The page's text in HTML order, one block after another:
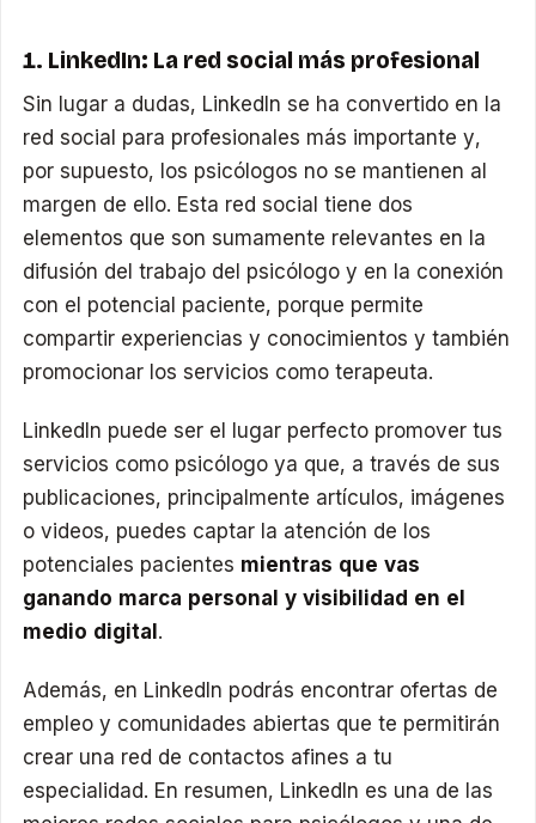
1. LinkedIn: La red social más profesional
Sin lugar a dudas, LinkedIn se ha convertido en la
red social para profesionales más importante y,
por supuesto, los psicólogos no se mantienen al
margen de ello. Esta red social tiene dos
elementos que son sumamente relevantes en la
difusión del trabajo del psicólogo y en la conexión
con el potencial paciente, porque permite
compartir experiencias y conocimientos y también
promocionar los servicios como terapeuta.
LinkedIn puede ser el lugar perfecto promover tus
servicios como psicólogo ya que, a través de sus
publicaciones, principalmente artículos, imágenes
o videos, puedes captar la atención de los
potenciales pacientes mientras que vas
ganando marca personal y visibilidad en el
medio digital.
Además, en LinkedIn podrás encontrar ofertas de
empleo y comunidades abiertas que te permitirán
crear una red de contactos afines a tu
especialidad. En resumen, LinkedIn es una de las